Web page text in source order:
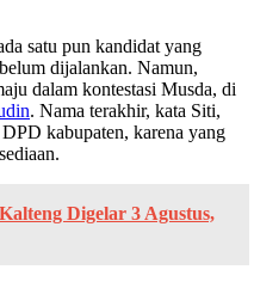
satu pun kandidat yang
dijalankan. Namun,
dalam kontestasi Musda, di
. Nama terakhir, kata Siti,
kabupaten, karena yang
Digelar 3 Agustus,